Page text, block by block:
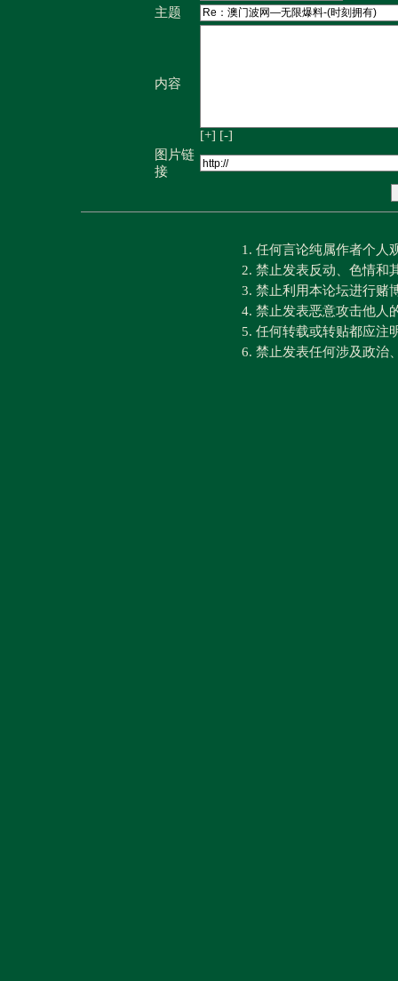
主题
内容
[+] [-]
图片链
接
1. 任何言论纯属作者个人
2. 禁止发表反动、色情和
3. 禁止利用本论坛进行赌
4. 禁止发表恶意攻击他人
5. 任何转载或转贴都应注
6. 禁止发表任何涉及政治